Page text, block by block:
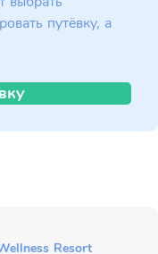
путёвку, а
Resort